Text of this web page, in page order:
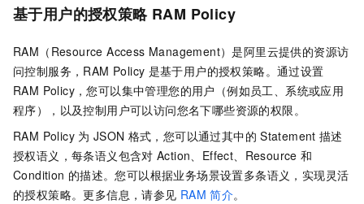
基于用户的授权策略 RAM Policy
RAM（Resource Access Management）是阿里云提供的资源访
问控制服务，RAM Policy 是基于用户的授权策略。通过设置
RAM Policy，您可以集中管理您的用户（例如员工、系统或应用
程序），以及控制用户可以访问您名下哪些资源的权限。
RAM Policy 为 JSON 格式，您可以通过其中的 Statement 描述
授权语义，每条语义包含对 Action、Effect、Resource 和
Condition 的描述。您可以根据业务场景设置多条语义，实现灵活
的授权策略。更多信息，请参见 RAM 简介。